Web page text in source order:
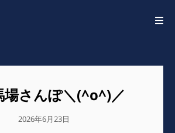
場さんぽ＼(^o^)／
公
2026年6月23日